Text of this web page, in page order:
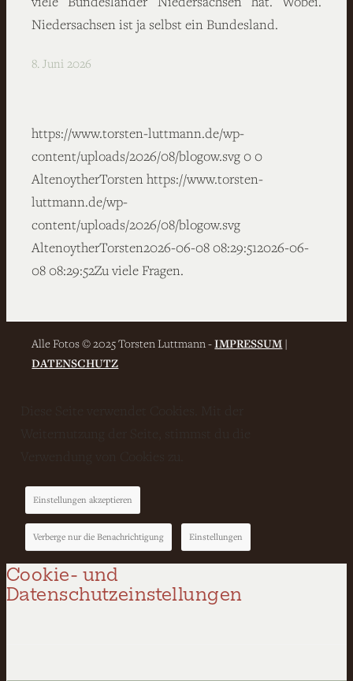
Niedersachsen ist ja selbst ein Bundesland.
8. Juni 2026
https://www.torsten-luttmann.de/wp-
content/uploads/2026/08/blogow.svg00
AltenoytherTorsten https://www.torsten-
luttmann.de/wp-
content/uploads/2026/08/blogow.svg
AltenoytherTorsten2026-06-08 08:29:512026-06-
08 08:29:52Zu viele Fragen.
Alle Fotos © 2025 Torsten Luttmann -IMPRESSUM |
DATENSCHUTZ
Einstellungen akzeptieren
Verberge nur die Benachrichtigung Einstellungen
Cookie- und
Datenschutzeinstellungen